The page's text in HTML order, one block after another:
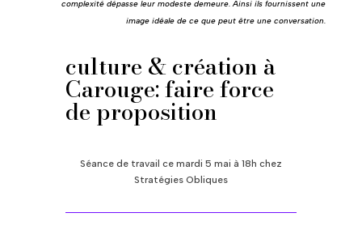
complexité dépasse leur modeste demeure. Ainsi ils fournissent une
image idéale de ce que peut être une conversation.
culture & création à
Carouge: faire force
de proposition
Séance de travail ce mardi 5 mai à 18h chez
Stratégies Obliques